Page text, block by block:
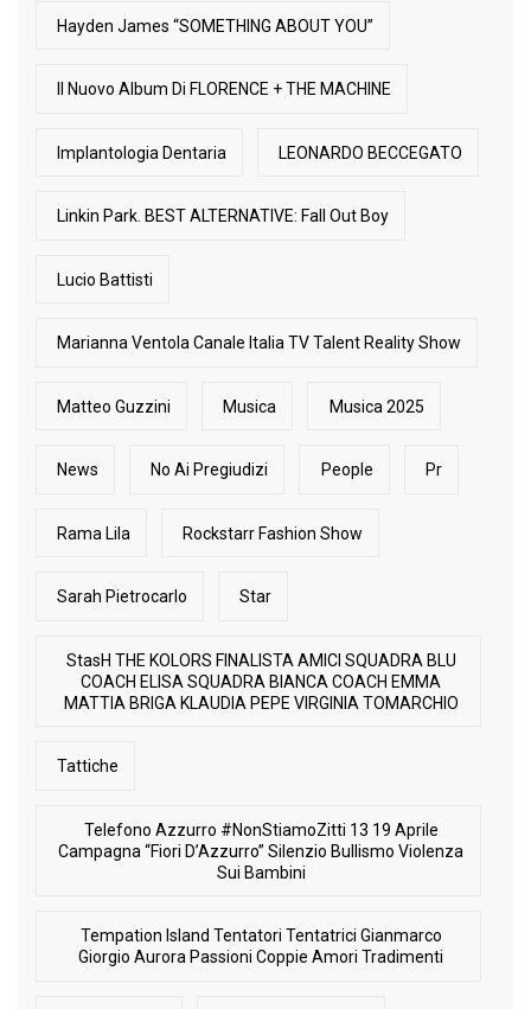
Hayden James “SOMETHING ABOUT YOU”
Il Nuovo Album Di FLORENCE + THE MACHINE
Implantologia Dentaria LEONARDO BECCEGATO
Linkin Park. BEST ALTERNATIVE: Fall Out Boy
Lucio Battisti
Marianna Ventola Canale Italia TV Talent Reality Show
Matteo Guzzini Musica Musica 2025
News No Ai Pregiudizi People Pr
Rama Lila Rockstarr Fashion Show
Sarah Pietrocarlo Star
StasH THE KOLORS FINALISTA AMICI SQUADRA BLU
COACH ELISA SQUADRA BIANCA COACH EMMA
MATTIA BRIGA KLAUDIA PEPE VIRGINIA TOMARCHIO
Tattiche
Telefono Azzurro #NonStiamoZitti 13 19 Aprile
Campagna “Fiori D’Azzurro” Silenzio Bullismo Violenza
Sui Bambini
Tempation Island Tentatori Tentatrici Gianmarco
Giorgio Aurora Passioni Coppie Amori Tradimenti